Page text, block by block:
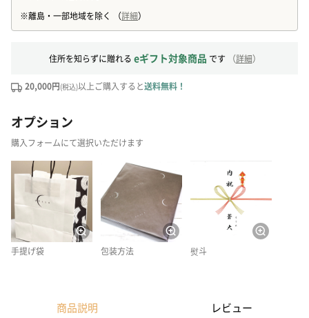
住所を知らずに贈れる eギフト対象商品 です （詳細）
20,000円(税込)以上ご購入すると送料無料！
オプション
購入フォームにて選択いただけます
手提げ袋 包装方法 熨斗
商品説明 レビュー